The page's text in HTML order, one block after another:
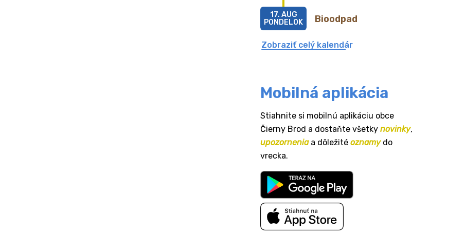
Bioodpad
17. AUG
PONDELOK
Zobraziť celý kalendár
Mobilná aplikácia
Stiahnite si mobilnú aplikáciu obce
Čierny Brod a dostaňte všetky novinky,
upozorneniaa dôležité oznamydo
vrecka.